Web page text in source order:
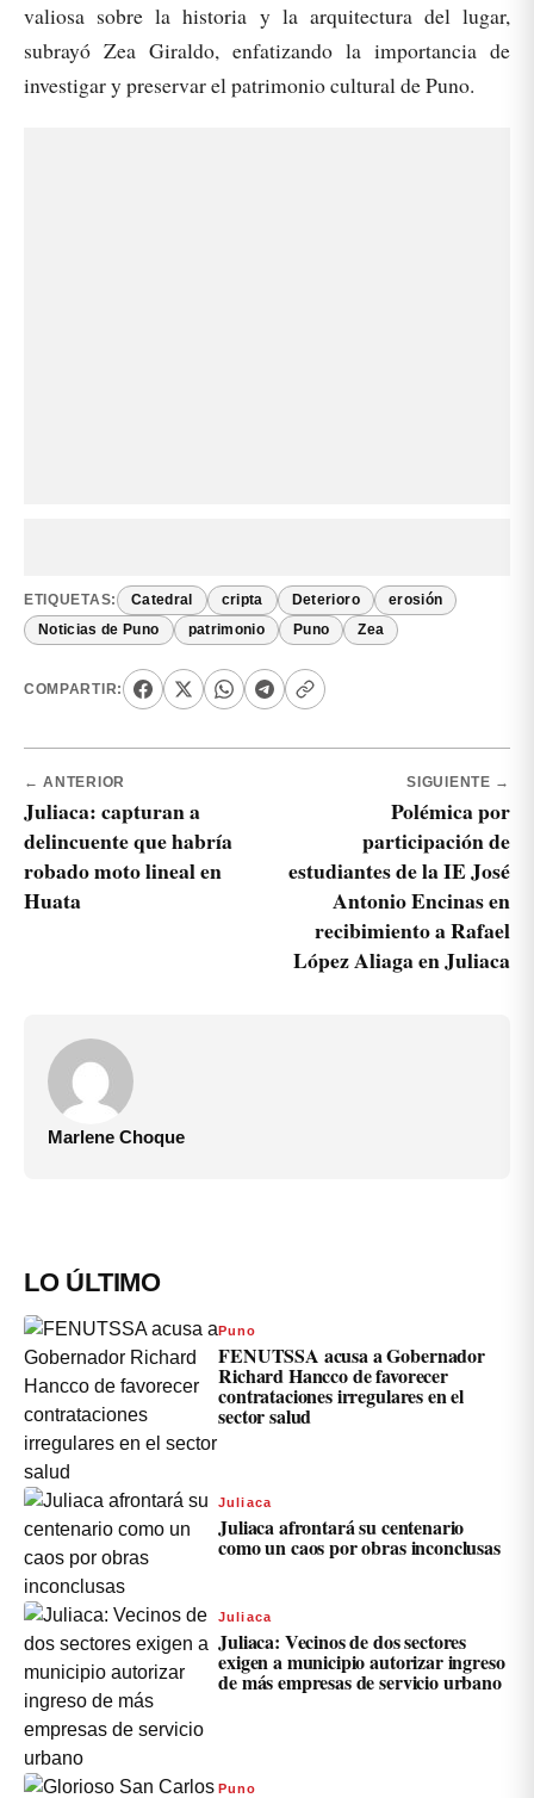
valiosa sobre la historia y la arquitectura del lugar,
subrayó Zea Giraldo, enfatizando la importancia de
investigar y preservar el patrimonio cultural de Puno.
ETIQUETAS: Catedral cripta Deterioro erosión
Noticias de Puno patrimonio Puno Zea
COMPARTIR:
← ANTERIOR
Juliaca: capturan a
delincuente que habría
robado moto lineal en
Huata
SIGUIENTE →
Polémica por
participación de
estudiantes de la IE José
Antonio Encinas en
recibimiento a Rafael
López Aliaga en Juliaca
Marlene Choque
LO ÚLTIMO
Puno
FENUTSSA acusa a Gobernador
Richard Hancco de favorecer
contrataciones irregulares en el
sector salud
Juliaca
Juliaca afrontará su centenario
como un caos por obras inconclusas
Juliaca
Juliaca: Vecinos de dos sectores
exigen a municipio autorizar ingreso
de más empresas de servicio urbano
Puno